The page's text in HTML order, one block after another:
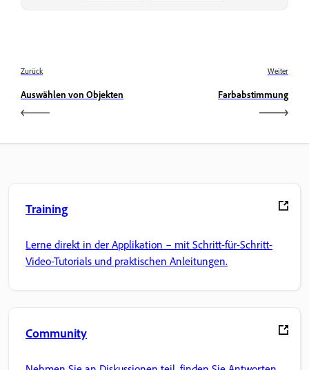
Zurück
Auswählen von Objekten
Weiter
Farbabstimmung
Training
Lerne direkt in der Applikation – mit Schritt-für-Schritt-
Video-Tutorials und praktischen Anleitungen.
Community